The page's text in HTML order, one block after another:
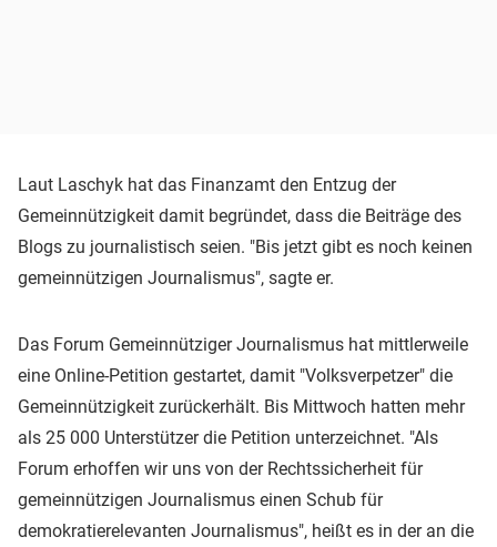
Laut Laschyk hat das Finanzamt den Entzug der
Gemeinnützigkeit damit begründet, dass die Beiträge des
Blogs zu journalistisch seien. "Bis jetzt gibt es noch keinen
gemeinnützigen Journalismus", sagte er.
Das Forum Gemeinnütziger Journalismus hat mittlerweile
eine Online-Petition gestartet, damit "Volksverpetzer" die
Gemeinnützigkeit zurückerhält. Bis Mittwoch hatten mehr
als 25 000 Unterstützer die Petition unterzeichnet. "Als
Forum erhoffen wir uns von der Rechtssicherheit für
gemeinnützigen Journalismus einen Schub für
demokratierelevanten Journalismus", heißt es in der an die